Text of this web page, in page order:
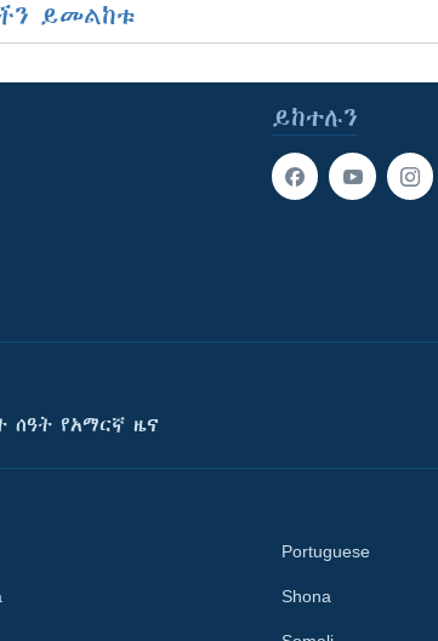
ይመልከቱ
ይከተሉን
ሰዓት የአማርኛ ዜና
Portuguese
Shona